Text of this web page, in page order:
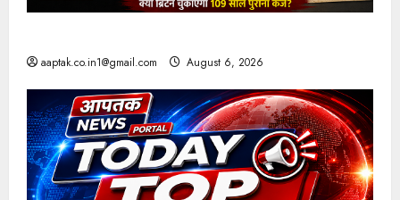
aaptak.co.in1@gmail.com August 6, 2026